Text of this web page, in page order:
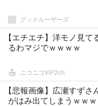
グッドルーザーズ
【エチエチ】洋モノ見て
るわマジでｗｗｗｗ
ニコニコVIP2ch
【悲報画像】広瀬すずさ
がはみ出てしまうｗｗ